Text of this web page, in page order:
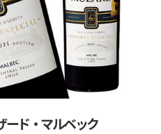
ード・マルベック